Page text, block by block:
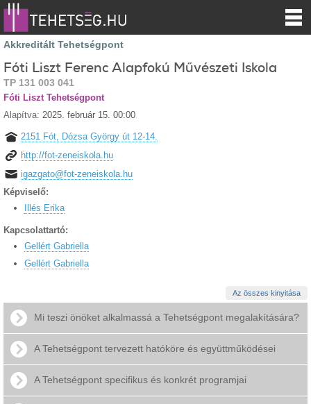
Akkreditált Tehetségpont
Fóti Liszt Ferenc Alapfokú Művészeti Iskola
TP 131 003 041
Fóti Liszt Tehetségpont
Alapítva: 2025. február 15. 00:00
2151 Fót, Dózsa György út 12-14.
http://fot-zeneiskola.hu
igazgato@fot-zeneiskola.hu
Képviselő:
Illés Erika
Kapcsolattartó:
Gellért Gabriella
Gellért Gabriella
Az összes kinyitása
Mi teszi önöket alkalmassá a Tehetségpont megalakítására?
A Tehetségpont tervezett hatóköre és együttműködései
A Tehetségpont specifikus és konkrét programjai